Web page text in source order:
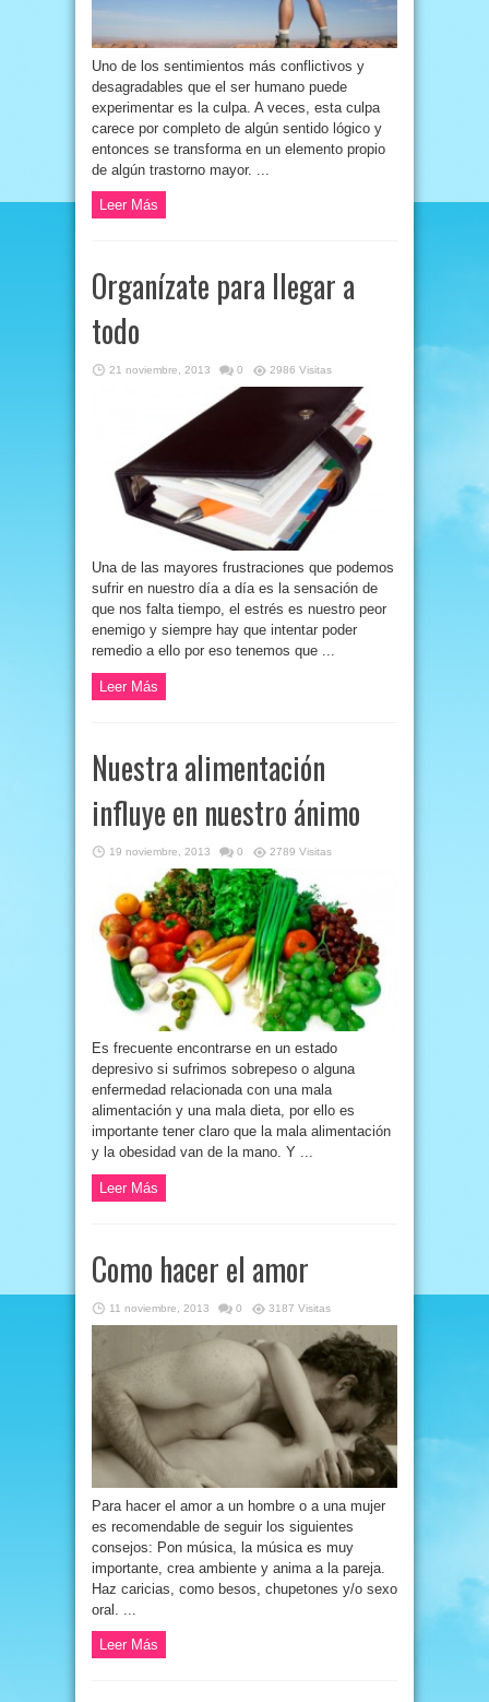
Uno de los sentimientos más conflictivos y
desagradables que el ser humano puede
experimentar es la culpa. A veces, esta culpa
carece por completo de algún sentido lógico y
entonces se transforma en un elemento propio
de algún trastorno mayor. ...
Leer Más
Organízate para llegar a
todo
21 noviembre, 2013 0 2986 Visitas
Una de las mayores frustraciones que podemos
sufrir en nuestro día a día es la sensación de
que nos falta tiempo, el estrés es nuestro peor
enemigo y siempre hay que intentar poder
remedio a ello por eso tenemos que ...
Leer Más
Nuestra alimentación
influye en nuestro ánimo
19 noviembre, 2013 0 2789 Visitas
Es frecuente encontrarse en un estado
depresivo si sufrimos sobrepeso o alguna
enfermedad relacionada con una mala
alimentación y una mala dieta, por ello es
importante tener claro que la mala alimentación
y la obesidad van de la mano. Y ...
Leer Más
Como hacer el amor
11 noviembre, 2013 0 3187 Visitas
Para hacer el amor a un hombre o a una mujer
es recomendable de seguir los siguientes
consejos: Pon música, la música es muy
importante, crea ambiente y anima a la pareja.
Haz caricias, como besos, chupetones y/o sexo
oral. ...
Leer Más